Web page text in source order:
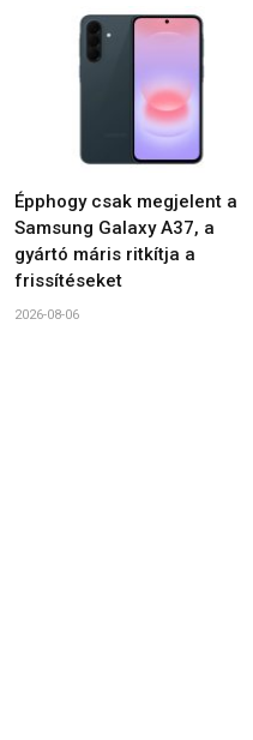
Épphogy csak megjelent a
Samsung Galaxy A37, a
gyártó máris ritkítja a
frissítéseket
2026-08-06